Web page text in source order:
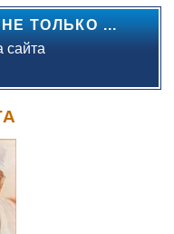
ТОЛЬКО ...
сайта